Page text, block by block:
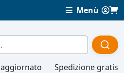
Menù
Spedizione gratis